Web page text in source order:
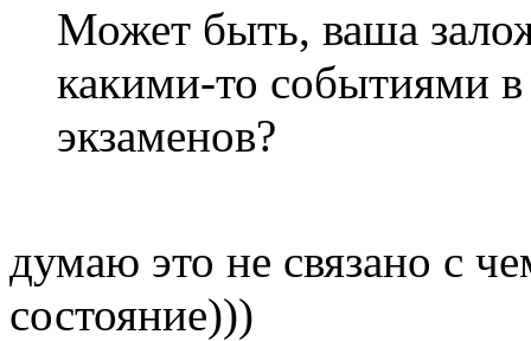
Может быть, ваша
какими-то событиями
экзаменов?
думаю это не связано с
состояние)))